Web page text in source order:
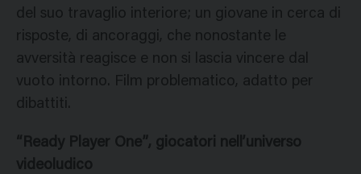
del suo travaglio interiore; un giovane in cerca di
risposte, di ancoraggi, che nonostante le
avversità reagisce e non si lascia vincere dal
vuoto intorno. Film problematico, adatto per
dibattiti.
“Ready Player One”, giocatori nell’universo
videoludico